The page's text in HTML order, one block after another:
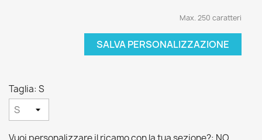
Max. 250 caratteri
SALVA PERSONALIZZAZIONE
Taglia: S